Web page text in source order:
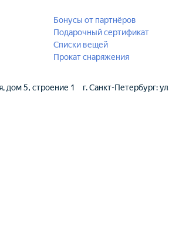
Бонусы от партнёров
Подарочный сертификат
Списки вещей
Прокат снаряжения
дом 5, строение 1
г. Санкт-Петербург: